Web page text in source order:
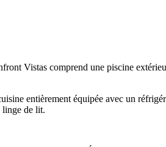
Vistas comprend une piscine
entièrement équipée avec un
linge de lit.